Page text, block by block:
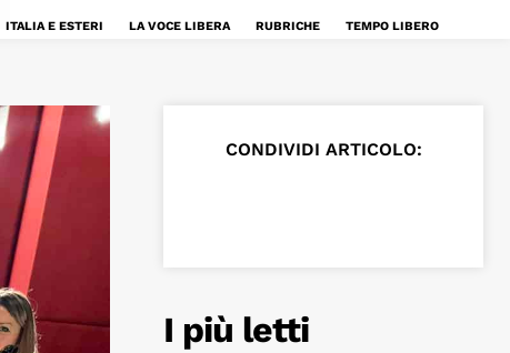
ITALIA E ESTERI LA VOCE LIBERA RUBRICHE TEMPO LIBERO
CONDIVIDI ARTICOLO:
I più letti